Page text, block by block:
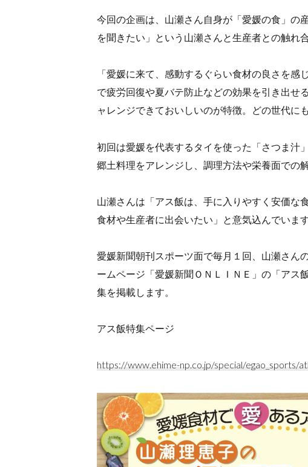
今回の企画は、山瀬さん自身が「愛媛の食」の
を聞きたい」という山瀬さんと生産者との触れ
「愛媛に来て、感動するぐらい食材の良さを
で疲労回復や夏バテ防止などの効果を引き出せ
ャレンジできておいしいのが特徴。どの世代に
初回は愛媛を代表するタイを使った「さつま汁
郷土料理をアレンジし、調理方法や栄養面での
山瀬さんは「アス飯は、手に入りやすく安価な
食材や生産者に出会いたい」と意気込んでいます
愛媛新聞朝刊スポーツ面で毎月１回、山瀬さん
ームページ「愛媛新聞ＯＮＬＩＮＥ」の「アス
集を掲載します。
アス飯特集ページ
https://www.ehime-np.co.jp/special/egao_sports/